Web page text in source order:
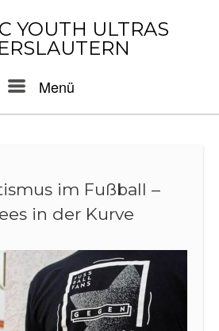
YOUTH ULTRAS
Menü
im Fußball –
in der Kurve